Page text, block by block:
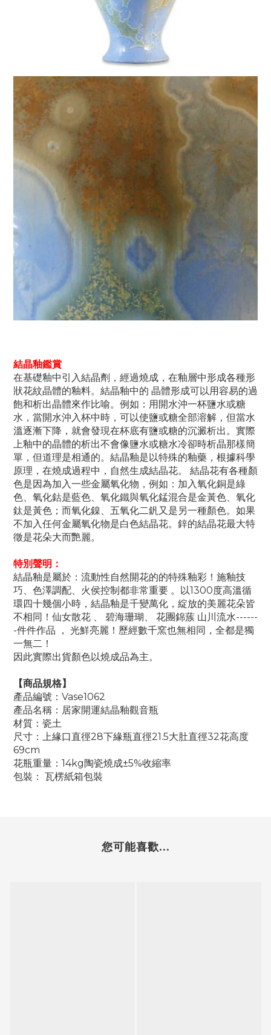
結晶釉鑑賞
在基礎釉中引入結晶劑，經過燒成，在釉層中形成各種形
狀花紋晶體的釉料。結晶釉中的 晶體形成可以用容易的過
飽和析出晶體來作比喻。例如：用開水沖一杯鹽水或糖
水，當開水沖入杯中時，可以使鹽或糖全部溶解，但當水
溫逐漸下降，就會發現在杯底有鹽或糖的沉澱析出。實際
上釉中的晶體的析出不會像鹽水或糖水冷卻時析晶那樣簡
單，但道理是相通的。結晶釉是以特殊的釉藥，根據科學
原理，在燒成過程中，自然生成結晶花。 結晶花有各種顏
色是因為加入一些金屬氧化物，例如：加入氧化銅是綠
色、氧化鈷是藍色、氧化鐵與氧化錳混合是金黃色、氧化
鈦是黃色；而氧化鎳、五氧化二釩又是另一種顏色。如果
不加入任何金屬氧化物是白色結晶花。鋅的結晶花最大特
徵是花朵大而艷麗。
特別聲明：
結晶釉是屬於：流動性自然開花的的特殊釉彩！施釉技
巧、色澤調配、火侯控制都非常重要 。以1300度高溫循
環四十幾個小時，結晶釉是千變萬化，綻放的美麗花朵皆
不相同！仙女散花 、 碧海珊瑚、 花團錦蔟 山川流水------
-件件作品 ， 光鮮亮麗！歷經數千窯也無相同，全都是獨
一無二！
因此實際出貨顏色以燒成品為主。
【商品規格】
產品編號：Vase1062
產品名稱：居家開運結晶釉觀音瓶
材質：瓷土
尺寸：上緣口直徑28下緣瓶直徑21.5大肚直徑32花高度
69cm
花瓶重量：14kg陶瓷燒成±5%收縮率
包裝： 瓦楞紙箱包裝
您可能喜歡...